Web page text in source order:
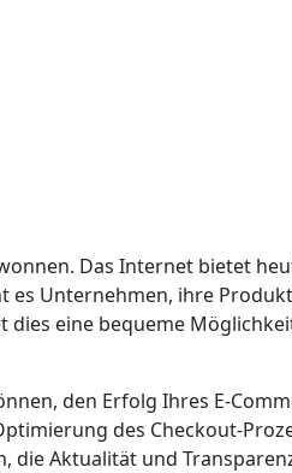
Das Internet bietet
es Unternehmen, ihre
eine bequeme
den Erfolg Ihres E-
des Checkout-
die Aktualität und